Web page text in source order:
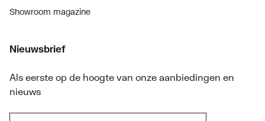
Showroom magazine
Nieuwsbrief
Als eerste op de hoogte van onze aanbiedingen en
nieuws